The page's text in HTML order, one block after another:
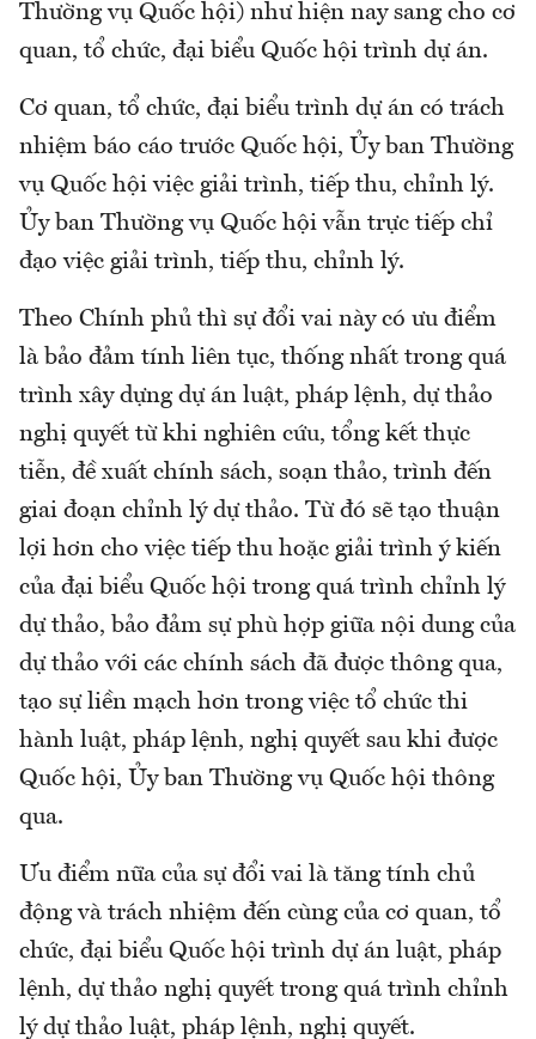
Thường vụ Quốc hội) như hiện nay sang cho cơ
quan, tổ chức, đại biểu Quốc hội trình dự án.
Cơ quan, tổ chức, đại biểu trình dự án có trách
nhiệm báo cáo trước Quốc hội, Ủy ban Thường
vụ Quốc hội việc giải trình, tiếp thu, chỉnh lý.
Ủy ban Thường vụ Quốc hội vẫn trực tiếp chỉ
đạo việc giải trình, tiếp thu, chỉnh lý.
Theo Chính phủ thì sự đổi vai này có ưu điểm
là bảo đảm tính liên tục, thống nhất trong quá
trình xây dựng dự án luật, pháp lệnh, dự thảo
nghị quyết từ khi nghiên cứu, tổng kết thực
tiễn, đề xuất chính sách, soạn thảo, trình đến
giai đoạn chỉnh lý dự thảo. Từ đó sẽ tạo thuận
lợi hơn cho việc tiếp thu hoặc giải trình ý kiến
của đại biểu Quốc hội trong quá trình chỉnh lý
dự thảo, bảo đảm sự phù hợp giữa nội dung của
dự thảo với các chính sách đã được thông qua,
tạo sự liền mạch hơn trong việc tổ chức thi
hành luật, pháp lệnh, nghị quyết sau khi được
Quốc hội, Ủy ban Thường vụ Quốc hội thông
qua.
Ưu điểm nữa của sự đổi vai là tăng tính chủ
động và trách nhiệm đến cùng của cơ quan, tổ
chức, đại biểu Quốc hội trình dự án luật, pháp
lệnh, dự thảo nghị quyết trong quá trình chỉnh
lý dự thảo luật, pháp lệnh, nghị quyết.